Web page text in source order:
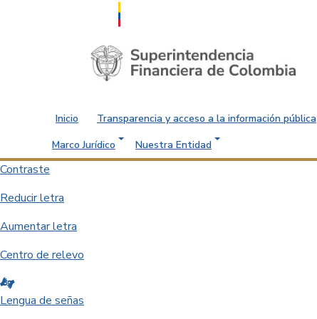
Saltar al contenido principal
Inicio Transparencia y acceso a la información pública
Marco Jurídico
Nuestra Entidad
Contraste
Reducir letra
Aumentar letra
Centro de relevo
Lengua de señas